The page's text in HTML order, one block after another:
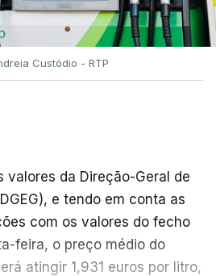
Custódio - RTP
valores da Direção-Geral de
e tendo em conta as
com os valores do fecho
feira, o preço médio do
atingir 1,931 euros por litro,